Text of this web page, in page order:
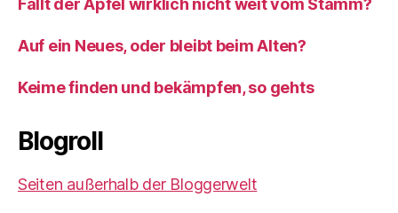
Fällt der Apfel wirklich nicht weit vom Stamm?
Auf ein Neues, oder bleibt beim Alten?
Keime finden und bekämpfen, so gehts
Blogroll
Seiten außerhalb der Bloggerwelt